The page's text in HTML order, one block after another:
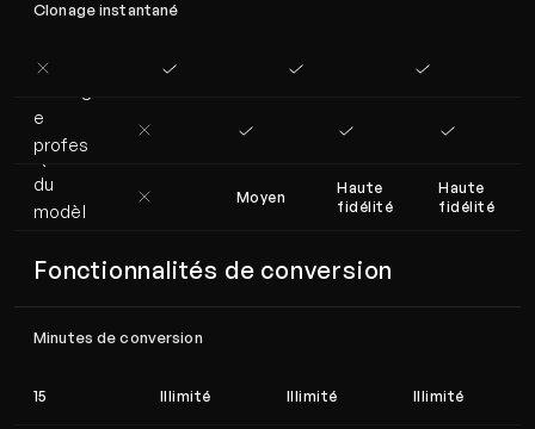
Clonage instantané
e
profes
sionnel
Qualité
du
modèl
Moyen
Haute
fidélité
Haute
fidélité
Fonctionnalités de conversion
15 Illimité Illimité Illimité
Minutes de conversion